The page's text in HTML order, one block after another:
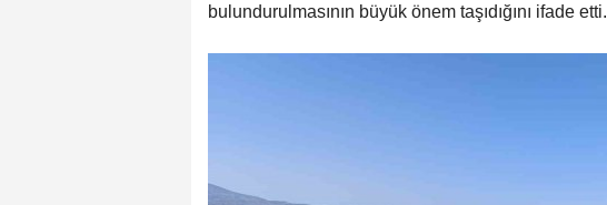
bulundurulmasının büyük önem taşıdığını ifade etti.